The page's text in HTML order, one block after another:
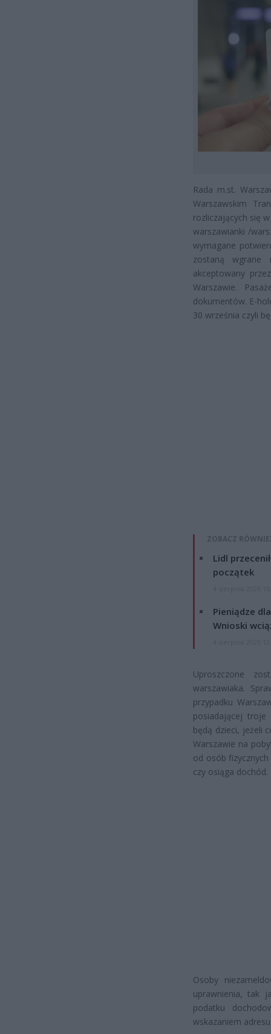
Rada m.st.
Warszawskim
rozliczających się
warszawianki /
wymagane
zostaną wgrane
akceptowany
Warszawie.
dokumentów. E-
30 września czyli
ZOBACZ
Lidl
początek
Pieniądze
Wnioski
Uproszczone
warszawiaka.
przypadku
posiadającej troje
będą dzieci, jeżeli
Warszawie na
od osób
czy osiąga dochód.
Osoby
uprawnienia, tak
podatku
wskazaniem